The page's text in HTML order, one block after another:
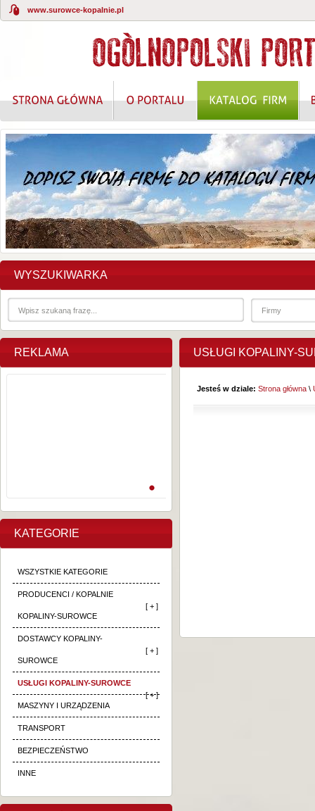
www.surowce-kopalnie.pl
KOMPLEKSOWE ROZWIĄZANIA W ZAKRESIE
WYSZUKIWARKA
REKLAMA
KATEGORIE
WSZYSTKIE KATEGORIE
PRODUCENCI / KOPALNIE
KOPALINY-SUROWCE
[ + ]
DOSTAWCY KOPALINY-
SUROWCE
[ + ]
USŁUGI KOPALINY-SUROWCE
[ + ]
MASZYNY I URZĄDZENIA
TRANSPORT
BEZPIECZEŃSTWO
INNE
USŁUGI KOPALINY-
Jesteś w dziale: Strona główna \